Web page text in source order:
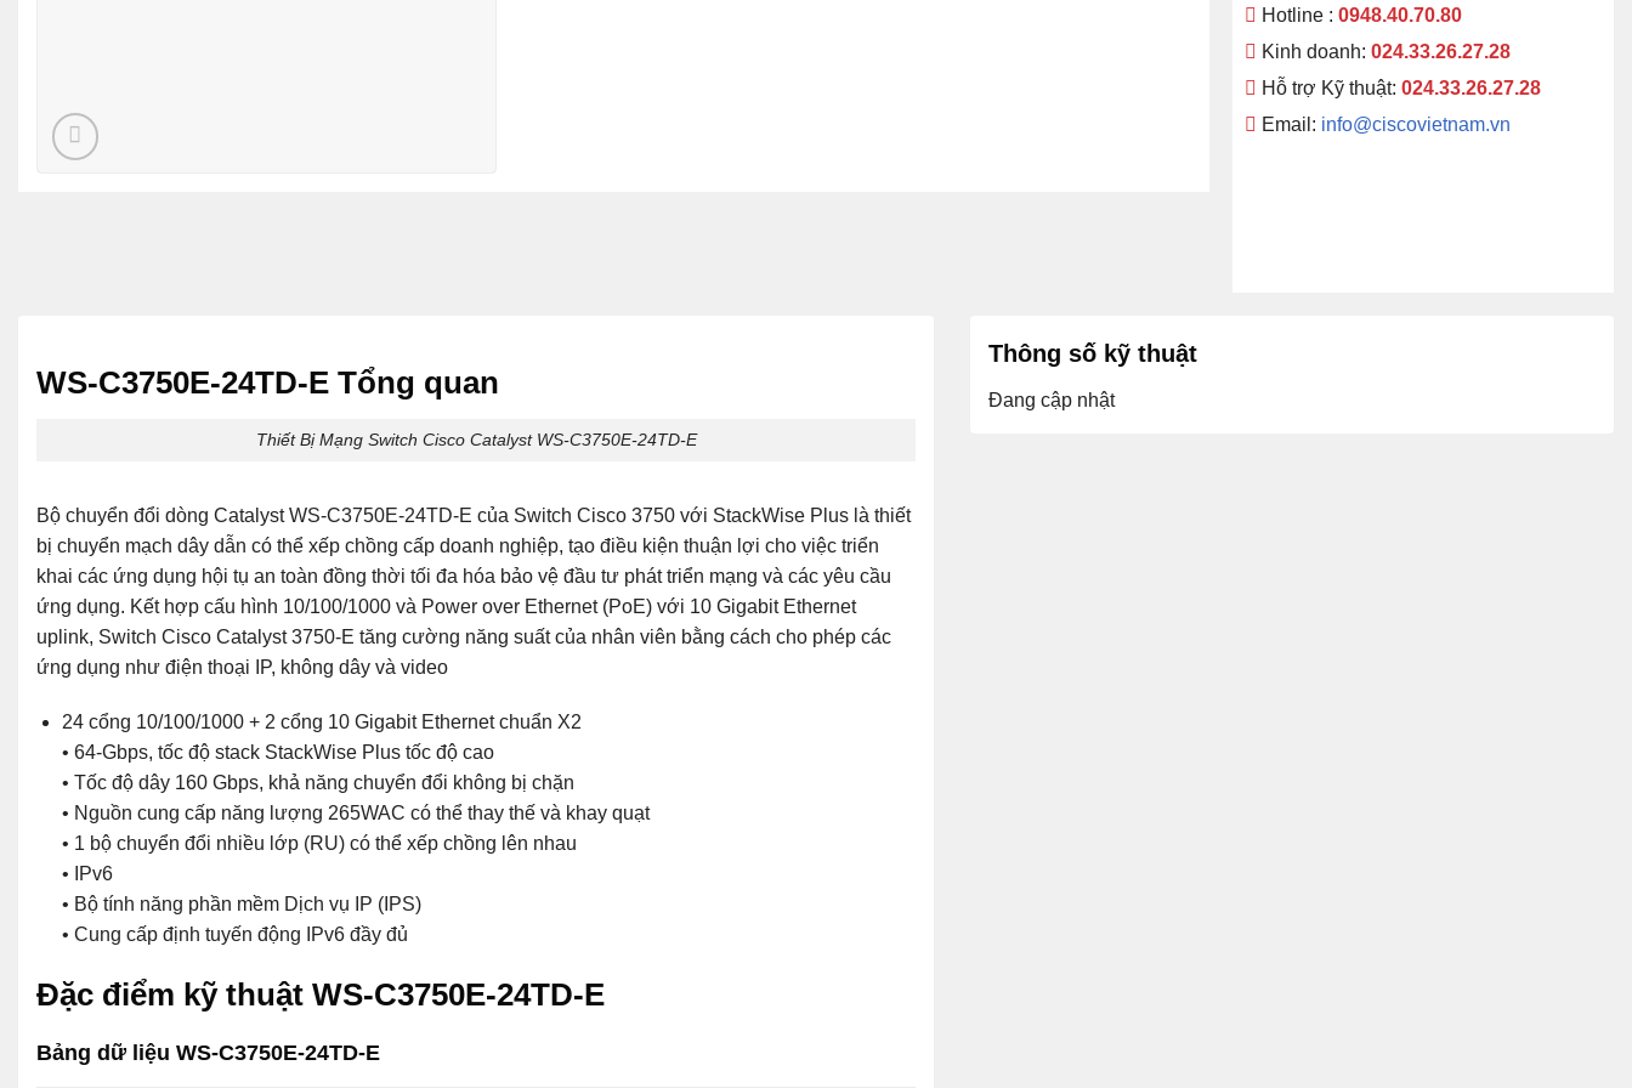
Hotline :0948.40.70.80
Kinh doanh:024.33.26.27.28
Hỗ trợ Kỹ thuật:024.33.26.27.28
Email: info@ciscovietnam.vn
WS-C3750E-24TD-E Tổng quan
Thiết Bị Mạng Switch Cisco Catalyst WS-C3750E-24TD-E
Bộ chuyển đổi dòng Catalyst WS-C3750E-24TD-E của Switch Cisco 3750 với StackWise Plus là thiết
bị chuyển mạch dây dẫn có thể xếp chồng cấp doanh nghiệp, tạo điều kiện thuận lợi cho việc triển
khai các ứng dụng hội tụ an toàn đồng thời tối đa hóa bảo vệ đầu tư phát triển mạng và các yêu cầu
ứng dụng. Kết hợp cấu hình 10/100/1000 và Power over Ethernet (PoE) với 10 Gigabit Ethernet
uplink, Switch Cisco Catalyst 3750-E tăng cường năng suất của nhân viên bằng cách cho phép các
ứng dụng như điện thoại IP, không dây và video
24 cổng 10/100/1000 + 2 cổng 10 Gigabit Ethernet chuẩn X2
• 64-Gbps, tốc độ stack StackWise Plus tốc độ cao
• Tốc độ dây 160 Gbps, khả năng chuyển đổi không bị chặn
• Nguồn cung cấp năng lượng 265WAC có thể thay thế và khay quạt
• 1 bộ chuyển đổi nhiều lớp (RU) có thể xếp chồng lên nhau
• IPv6
• Bộ tính năng phần mềm Dịch vụ IP (IPS)
• Cung cấp định tuyến động IPv6 đầy đủ
Đặc điểm kỹ thuật WS-C3750E-24TD-E
Bảng dữ liệu WS-C3750E-24TD-E
Thông số kỹ thuật
Đang cập nhật